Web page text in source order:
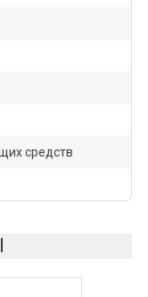
средств